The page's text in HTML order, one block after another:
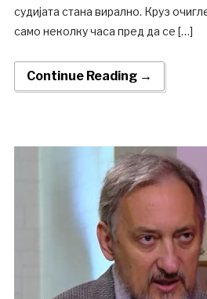
судијата стана вирално. Круз
само неколку часа пред да се […]
Continue Reading →